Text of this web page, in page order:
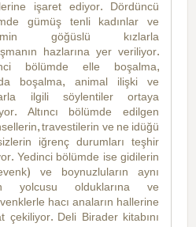
işaret ediyor. Dördüncü
gümüş tenli kadınlar ve
göğüslü kızlarla
hazlarına yer veriliyor.
bölümde elle boşalma,
boşalma, animal ilişki ve
ilgili söylentiler ortaya
Altıncı bölümde edilgen
travestilerin ve ne idüğü
iğrenç durumları teşhir
Yedinci bölümde ise gidilerin
ve boynuzluların aynı
yolcusu olduklarına ve
hacı anaların hallerine
çekiliyor. Deli Birader kitabını